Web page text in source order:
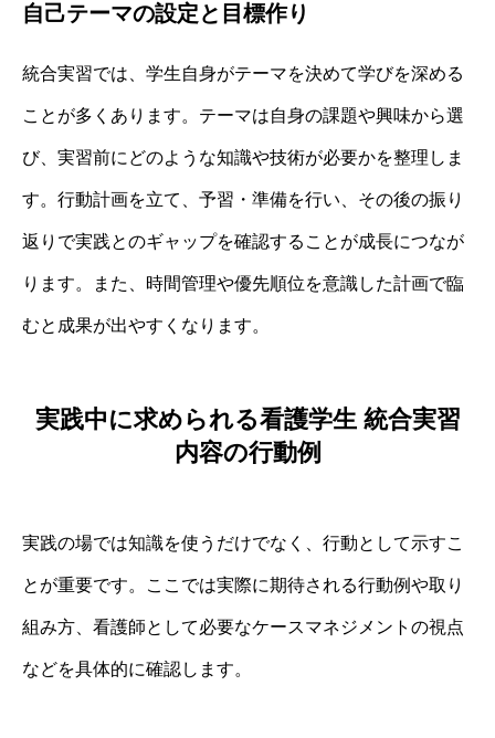
自己テーマの設定と目標作り
統合実習では、学生自身がテーマを決めて学びを深める
ことが多くあります。テーマは自身の課題や興味から選
び、実習前にどのような知識や技術が必要かを整理しま
す。行動計画を立て、予習・準備を行い、その後の振り
返りで実践とのギャップを確認することが成長につなが
ります。また、時間管理や優先順位を意識した計画で臨
むと成果が出やすくなります。
実践中に求められる看護学生 統合実習
内容の行動例
実践の場では知識を使うだけでなく、行動として示すこ
とが重要です。ここでは実際に期待される行動例や取り
組み方、看護師として必要なケースマネジメントの視点
などを具体的に確認します。